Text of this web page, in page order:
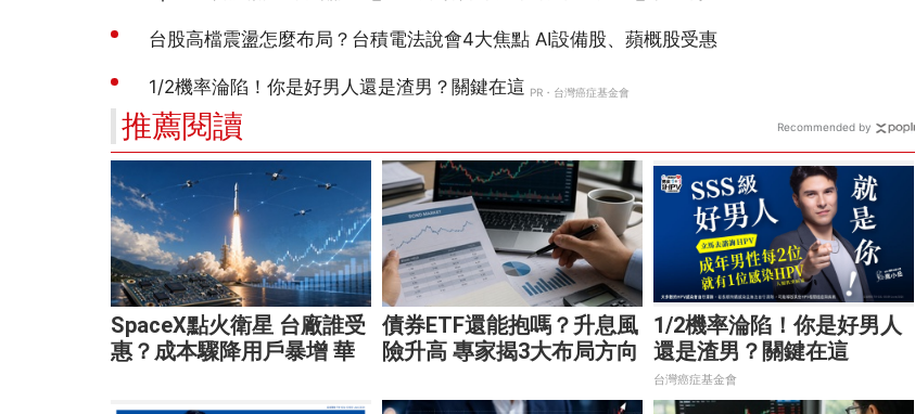
推薦閱讀
SpaceX點火衛星 台廠誰受
惠？成本驟降用戶暴增 華
債券ETF還能抱嗎？升息風
險升高 專家揭3大布局方向
1/2機率淪陷！你是好男人
還是渣男？關鍵在這
台灣癌症基金會
Recommended by